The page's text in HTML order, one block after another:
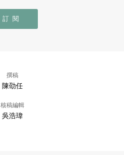
訂閱
撰稿
陳劭任
核稿編輯
吳浩瑋